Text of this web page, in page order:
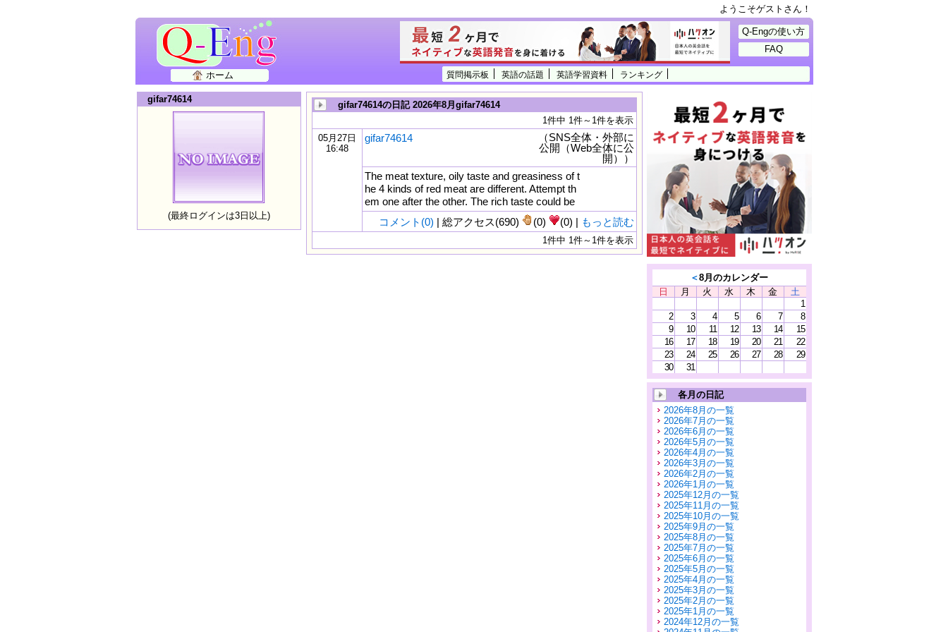
ようこそゲストさん！
質問掲示板 英語の話題 英語学習資料 ランキング
ホーム
Q-Engの使い方
FAQ
gifar74614
(最終ログインは3日以上)
gifar74614の日記 2026年8月gifar74614
1件中 1件～1件を表示
05月27日
16:48
gifar74614
（SNS全体・外部に
公開（Web全体に公
開））
The meat texture, oily taste and greasiness of t
he 4 kinds of red meat are different. Attempt th
em one after the other. The rich taste could be
コメント(0) | 総アクセス(690) (0) (0) | もっと読む
1件中 1件～1件を表示
＜8月のカレンダー
日
月 火 水 木 金
土
1
2
3 4 5 6 7
8
9
10 11 12 13 14
15
16
17 18 19 20 21
22
23
24 25 26 27 28
29
30
31
各月の日記
2026年8月の一覧
2026年7月の一覧
2026年6月の一覧
2026年5月の一覧
2026年4月の一覧
2026年3月の一覧
2026年2月の一覧
2026年1月の一覧
2025年12月の一覧
2025年11月の一覧
2025年10月の一覧
2025年9月の一覧
2025年8月の一覧
2025年7月の一覧
2025年6月の一覧
2025年5月の一覧
2025年4月の一覧
2025年3月の一覧
2025年2月の一覧
2025年1月の一覧
2024年12月の一覧